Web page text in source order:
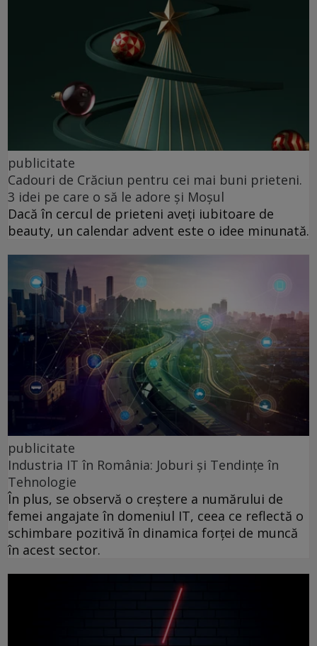
publicitate
Cadouri de Crăciun pentru cei mai buni prieteni.
3 idei pe care o să le adore și Moșul
Dacă în cercul de prieteni aveți iubitoare de
beauty, un calendar advent este o idee minunată.
publicitate
Industria IT în România: Joburi și Tendințe în
Tehnologie
În plus, se observă o creștere a numărului de
femei angajate în domeniul IT, ceea ce reflectă o
schimbare pozitivă în dinamica forței de muncă
în acest sector.